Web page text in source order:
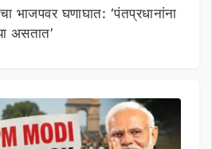
घणाघात: ‘पंतप्रधानांना
असतात’